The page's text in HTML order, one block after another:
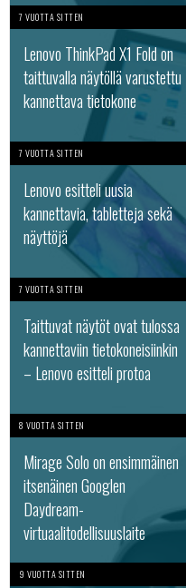
7 VUOTTA SITTEN
Lenovo ThinkPad X1 Fold on
taittuvalla näytöllä varustettu
kannettava tietokone
7 VUOTTA SITTEN
Lenovo esitteli uusia
kannettavia, tabletteja sekä
näyttöjä
7 VUOTTA SITTEN
Taittuvat näytöt ovat tulossa
kannettaviin tietokoneisiinkin
– Lenovo esitteli protoa
8 VUOTTA SITTEN
Mirage Solo on ensimmäinen
itsenäinen Googlen
Daydream-
virtuaalitodellisuuslaite
9 VUOTTA SITTEN